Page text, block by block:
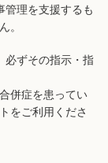
理を支援するも
。
必ずその指示・指
併症を患ってい
をご利用くださ